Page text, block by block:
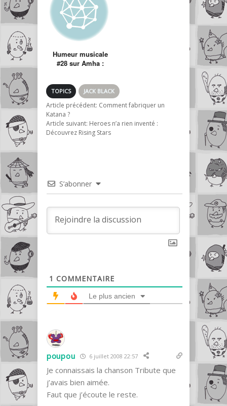
Humeur musicale
#28 sur Amha :
Youtube
TOPICS JACK BLACK
Article précédent: Comment fabriquer un
Katana ?
Article suivant: Heroes n’a rien inventé :
Découvrez Rising Stars
S’abonner
1 COMMENTAIRE
Le plus ancien
poupou 6 juillet 2008 22:57
Je connaissais la chanson Tribute que
j’avais bien aimée.
Faut que j’écoute le reste.